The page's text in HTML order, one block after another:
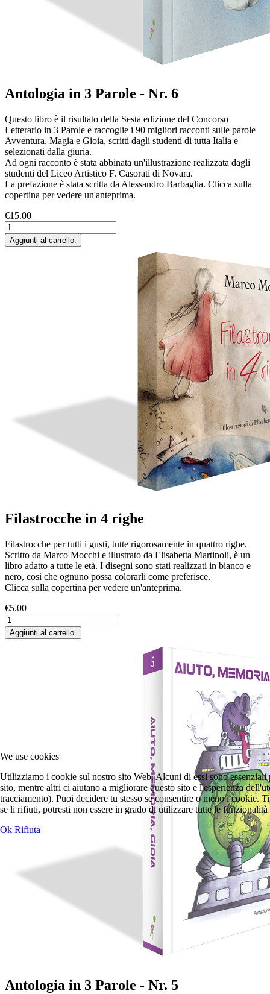
Antologia in 3 Parole - Nr. 6
Questo libro è il risultato della Sesta edizione del Concorso
Letterario in 3 Parole e raccoglie i 90 migliori racconti sulle parole
Avventura, Magia e Gioia, scritti dagli studenti di tutta Italia e
selezionati dalla giuria.
Ad ogni racconto è stata abbinata un'illustrazione realizzata dagli
studenti del Liceo Artistico F. Casorati di Novara.
La prefazione è stata scritta da Alessandro Barbaglia. Clicca sulla
copertina per vedere un'anteprima.
€15.00
Filastrocche in 4 righe
Filastrocche per tutti i gusti, tutte rigorosamente in quattro righe.
Scritto da Marco Mocchi e illustrato da Elisabetta Martinoli, è un
libro adatto a tutte le età. I disegni sono stati realizzati in bianco e
nero, così che ognuno possa colorarli come preferisce.
Clicca sulla copertina per vedere un'anteprima.
€5.00
Antologia in 3 Parole - Nr. 5
We use cookies
Utilizziamo i cookie sul nostro sito Web. Alcuni di essi sono
sito, mentre altri ci aiutano a migliorare questo sito e l'esperienza
tracciamento). Puoi decidere tu stesso se consentire o meno i cookie.
se li rifiuti, potresti non essere in grado di utilizzare tutte le funzionalità
Ok Rifiuta